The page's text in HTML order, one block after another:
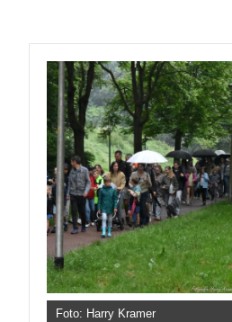
Foto: Harry Kramer